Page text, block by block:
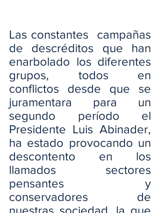
Las constantes  campañas
de descréditos que han
enarbolado los diferentes
grupos, todos en
conflictos desde que se
juramentara para un
segundo período el
Presidente Luis Abinader,
ha estado provocando un
descontento en los
llamados sectores
pensantes y
conservadores de
nuestras sociedad, la que